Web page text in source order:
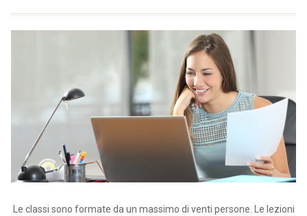
Le classi sono formate da un massimo di venti persone. Le lezioni